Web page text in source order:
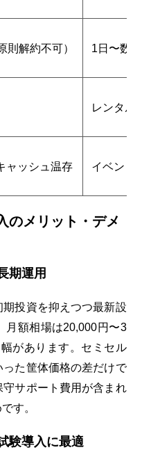
則解約不可） 1日〜数
レンタル
ャッシュ温存 イベント
のメリット・デメ
期運用
投資を抑えつつ最新設
月額相場は20,000円〜3
があります。セミセル
た筐体価格の差だけで
サポート費用が含まれ
す。
験導入に最適